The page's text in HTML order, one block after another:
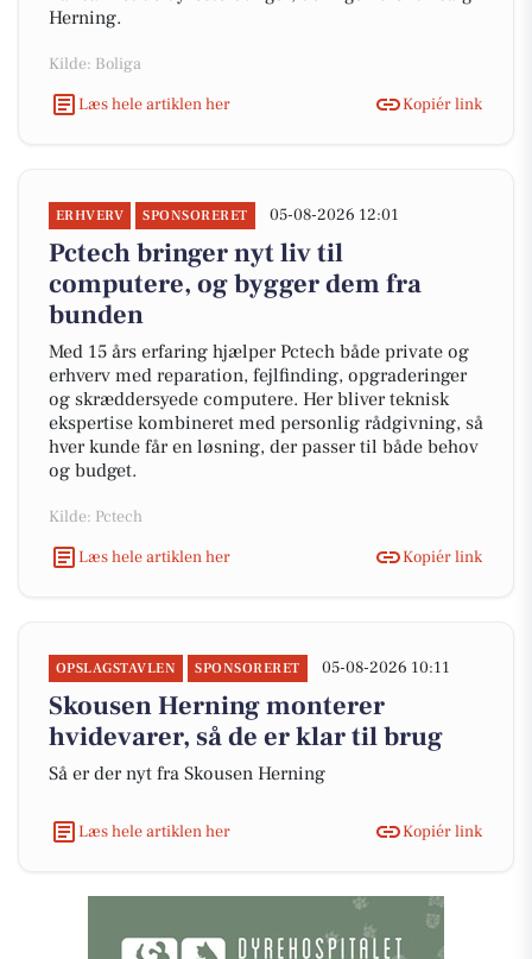
Herning.
Kilde: Boliga
Læs hele artiklen her
Kopiér link
ERHVERV SPONSORERET 05-08-2026 12:01
Pctech bringer nyt liv til
computere, og bygger dem fra
bunden
Med 15 års erfaring hjælper Pctech både private og
erhverv med reparation, fejlfinding, opgraderinger
og skræddersyede computere. Her bliver teknisk
ekspertise kombineret med personlig rådgivning, så
hver kunde får en løsning, der passer til både behov
og budget.
Kilde: Pctech
Læs hele artiklen her
Kopiér link
OPSLAGSTAVLEN SPONSORERET 05-08-2026 10:11
Skousen Herning monterer
hvidevarer, så de er klar til brug
Så er der nyt fra Skousen Herning
Læs hele artiklen her Kopiér link